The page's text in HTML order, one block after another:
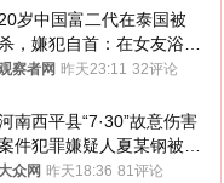
20岁中国富二代在泰国被
，嫌犯自首：在女友浴室
到他
察者网 昨天23:11 32评论
南西平县“7·30”故意伤害
件犯罪嫌疑人夏某钢被抓
众网 昨天18:36 81评论